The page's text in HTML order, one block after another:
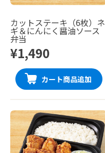
カットステーキ（6枚）ネ
ギ＆にんにく醤油ソース
弁当
¥1,490
カート商品追加